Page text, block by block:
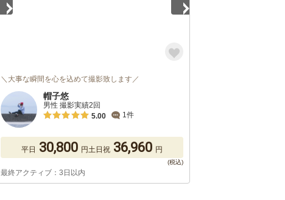
＼大事な瞬間を心を込めて撮影致します／
帽子悠
男性 撮影実績2回
5.00
1件
平日 30,800 円土日祝 36,960 円
最終アクティブ：3日以内